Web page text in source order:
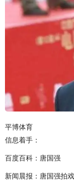
平博体育
信息着手：
百度百科：唐国强
新闻晨报：唐国强拍